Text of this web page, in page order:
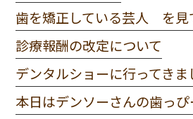
歯を矯正している芸人 を見
診療報酬の改定について
デンタルショーに行ってきま